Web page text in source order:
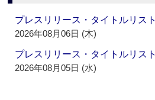
プレスリリース・タイトルリ
2026年08月06日 (木)
プレスリリース・タイトルリ
2026年08月05日 (水)